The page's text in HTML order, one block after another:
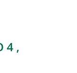
4 ,